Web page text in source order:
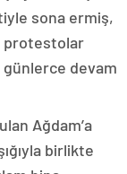
sona ermiş,
protestolar
günlerce devam
Ağdam’a
birlikte